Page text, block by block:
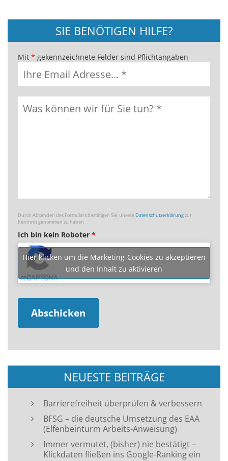
SIE BENÖTIGEN HILFE?
Mit * gekennzeichnete Felder sind Pflichtangaben
Durch Absenden des Formulars bestätigen Sie, unsereDatenschutzerklärungzur
Kenntnis genommen zu haben
Ich bin kein Roboter *
Hier klicken um die Marketing-Cookies zu akzeptieren
und den Inhalt zu aktivieren
NEUESTE BEITRÄGE
Barrierefreiheit überprüfen & verbessern
BFSG – die deutsche Umsetzung des EAA
(Elfenbeinturm Arbeits-Anweisung)
Immer vermutet, (bisher) nie bestätigt –
Klickdaten fließen ins Google-Ranking ein